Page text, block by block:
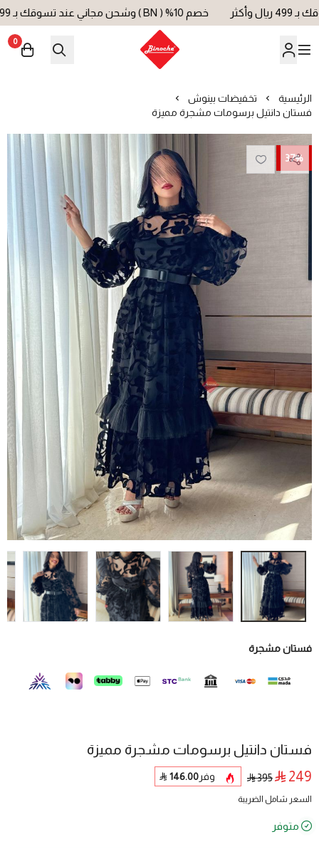
خصم 10% ( BN ) وشحن مجاني عند تسوقك بـ 499 ريال وأكثر
بينوش | Binoche
0
الرئيسية
تخفيضات بينوش
فستان دانتيل برسومات مشجرة مميزة
37%
فستان دانتيل برسومات مشجرة مميزة
فستان مشجرة
249
395 وفر146.00
السعر شامل الضريبة
متوفر